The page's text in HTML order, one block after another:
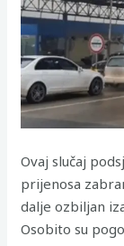
Ovaj slučaj
prijenosa
dalje ozbiljan
Osobito su